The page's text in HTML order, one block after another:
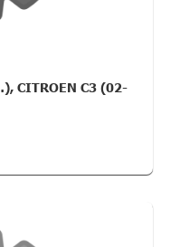
CITROEN C3 (02-